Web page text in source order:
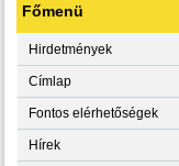
Főmenü
Hirdetmények
Címlap
Fontos elérhetőségek
Hírek